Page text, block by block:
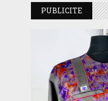
PUBLICITE